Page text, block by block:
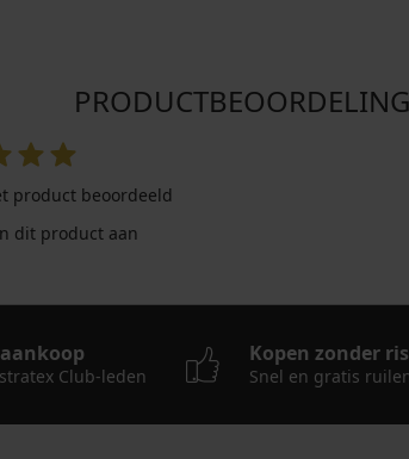
product beoordeeld
dit product aan
Club-leden
Kopen zonder
Snel en gratis